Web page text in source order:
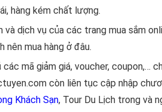
hàng kém chất lượng.
và dịch vụ của các trang mua sắm
nên mua hàng ở đâu.
mã giảm giá, voucher, coupon,…
còn liên tục cập nhập
Khách Sạn, Tour Du Lịch trong và